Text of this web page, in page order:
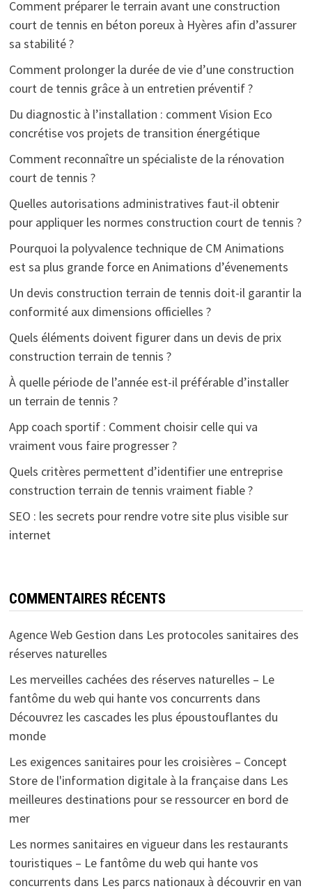
Comment préparer le terrain avant une construction
court de tennis en béton poreux à Hyères afin d’assurer
sa stabilité ?
Comment prolonger la durée de vie d’une construction
court de tennis grâce à un entretien préventif ?
Du diagnostic à l’installation : comment Vision Eco
concrétise vos projets de transition énergétique
Comment reconnaître un spécialiste de la rénovation
court de tennis ?
Quelles autorisations administratives faut-il obtenir
pour appliquer les normes construction court de tennis ?
Pourquoi la polyvalence technique de CM Animations
est sa plus grande force en Animations d’évenements
Un devis construction terrain de tennis doit-il garantir la
conformité aux dimensions officielles ?
Quels éléments doivent figurer dans un devis de prix
construction terrain de tennis ?
À quelle période de l’année est-il préférable d’installer
un terrain de tennis ?
App coach sportif : Comment choisir celle qui va
vraiment vous faire progresser ?
Quels critères permettent d’identifier une entreprise
construction terrain de tennis vraiment fiable ?
SEO : les secrets pour rendre votre site plus visible sur
internet
COMMENTAIRES RÉCENTS
Agence Web Gestion dans Les protocoles sanitaires des
réserves naturelles
Les merveilles cachées des réserves naturelles – Le
fantôme du web qui hante vos concurrents dans
Découvrez les cascades les plus époustouflantes du
monde
Les exigences sanitaires pour les croisières – Concept
Store de l'information digitale à la françaisedans Les
meilleures destinations pour se ressourcer en bord de
mer
Les normes sanitaires en vigueur dans les restaurants
touristiques – Le fantôme du web qui hante vos
concurrents dans Les parcs nationaux à découvrir en van